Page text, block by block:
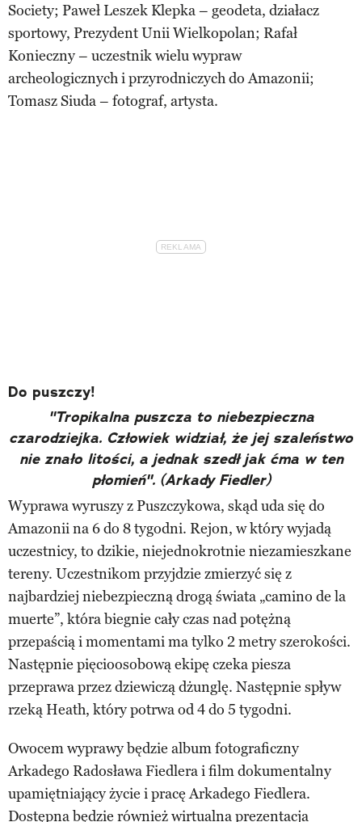
Society; Paweł Leszek Klepka – geodeta, działacz
sportowy, Prezydent Unii Wielkopolan; Rafał
Konieczny – uczestnik wielu wypraw
archeologicznych i przyrodniczych do Amazonii;
Tomasz Siuda – fotograf, artysta.
Do puszczy!
"Tropikalna puszcza to niebezpieczna
czarodziejka. Człowiek widział, że jej szaleństwo
nie znało litości, a jednak szedł jak ćma w ten
płomień". (Arkady Fiedler)
Wyprawa wyruszy z Puszczykowa, skąd uda się do
Amazonii na 6 do 8 tygodni. Rejon, w który wyjadą
uczestnicy, to dzikie, niejednokrotnie niezamieszkane
tereny. Uczestnikom przyjdzie zmierzyć się z
najbardziej niebezpieczną drogą świata „camino de la
muerte”, która biegnie cały czas nad potężną
przepaścią i momentami ma tylko 2 metry szerokości.
Następnie pięcioosobową ekipę czeka piesza
przeprawa przez dziewiczą dżunglę. Następnie spływ
rzeką Heath, który potrwa od 4 do 5 tygodni.
Owocem wyprawy będzie album fotograficzny
Arkadego Radosława Fiedlera i film dokumentalny
upamiętniający życie i pracę Arkadego Fiedlera.
Dostępna będzie również wirtualna prezentacja